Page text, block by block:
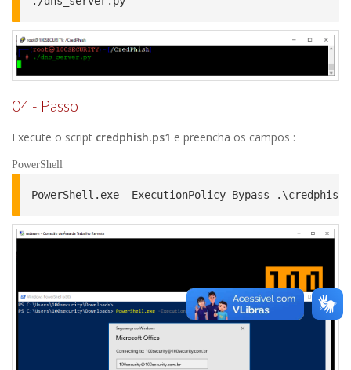
04 - Passo
Execute o script credphish.ps1 e preencha os campos :
PowerShell
PowerShell.exe -ExecutionPolicy Bypass